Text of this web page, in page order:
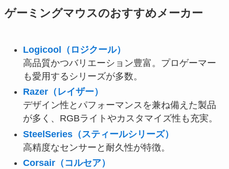
ゲーミングマウスのおすすめメーカー
Logicool（ロジクール）
高品質かつバリエーション豊富。プロゲーマー
も愛用するシリーズが多数。
Razer（レイザー）
デザイン性とパフォーマンスを兼ね備えた製品
が多く、RGBライトやカスタマイズ性も充実。
SteelSeries（スティールシリーズ）
高精度なセンサーと耐久性が特徴。
Corsair（コルセア）